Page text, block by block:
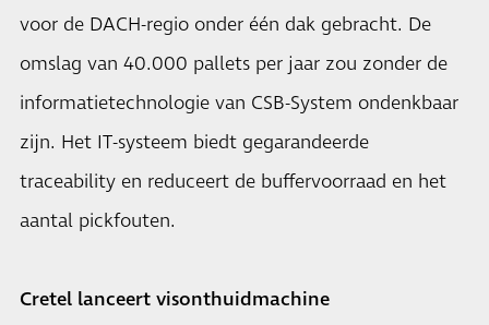
voor de DACH-regio onder één dak gebracht. De
omslag van 40.000 pallets per jaar zou zonder de
informatietechnologie van CSB-System ondenkbaar
zijn. Het IT-systeem biedt gegarandeerde
traceability en reduceert de buffervoorraad en het
aantal pickfouten.
Cretel lanceert visonthuidmachine